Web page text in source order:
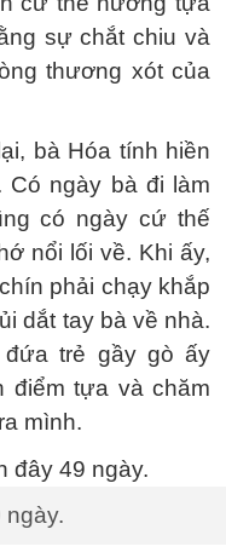
sự chắt chiu và
thương xót của
bà Hóa tính hiền
Có ngày bà đi làm
có ngày cứ thế
nổi lối về. Khi ấy,
phải chạy khắp
dắt tay bà về nhà.
đứa trẻ gầy gò ấy
điểm tựa và chăm
mình.
ngày.